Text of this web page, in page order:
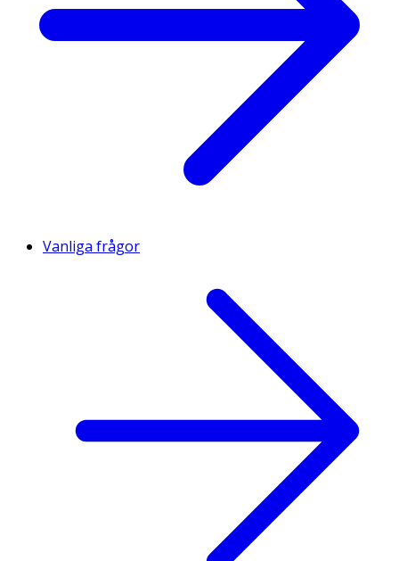
Vanliga frågor